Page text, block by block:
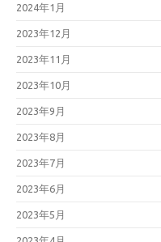
2024年1月
2023年12月
2023年11月
2023年10月
2023年9月
2023年8月
2023年7月
2023年6月
2023年5月